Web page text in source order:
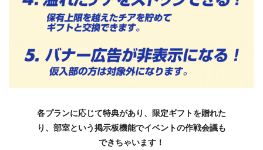
各プランに応じて特典があり、限定ギフトを贈れた
り、部室という掲示板機能でイベントの作戦会議も
できちゃいます！